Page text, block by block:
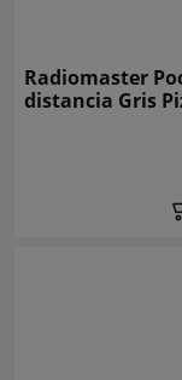
Radiomaster
distancia Gris